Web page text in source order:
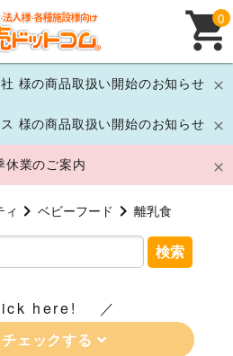
様の商品取扱い開始のお知らせ
様の商品取扱い開始のお知らせ
休業のご案内
0
ベビーフード 離乳食
検索
here!
ェックする